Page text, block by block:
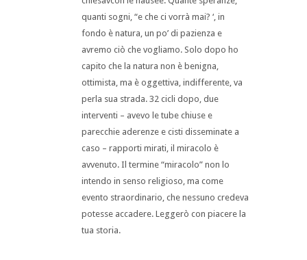
quanti sogni, “e che ci vorrà mai? ‘, in
fondo è natura, un po’ di pazienza e
avremo ciò che vogliamo. Solo dopo ho
capito che la natura non è benigna,
ottimista, ma è oggettiva, indifferente, va
perla sua strada. 32 cicli dopo, due
interventi – avevo le tube chiuse e
parecchie aderenze e cisti disseminate a
caso – rapporti mirati, il miracolo è
avvenuto. Il termine “miracolo” non lo
intendo in senso religioso, ma come
evento straordinario, che nessuno credeva
potesse accadere. Leggerò con piacere la
tua storia.